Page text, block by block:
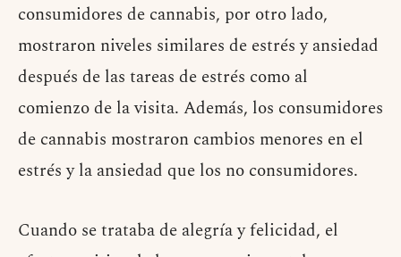
consumidores de cannabis, por otro lado,
mostraron niveles similares de estrés y ansiedad
después de las tareas de estrés como al
comienzo de la visita. Además, los consumidores
de cannabis mostraron cambios menores en el
estrés y la ansiedad que los no consumidores.
Cuando se trataba de alegría y felicidad, el